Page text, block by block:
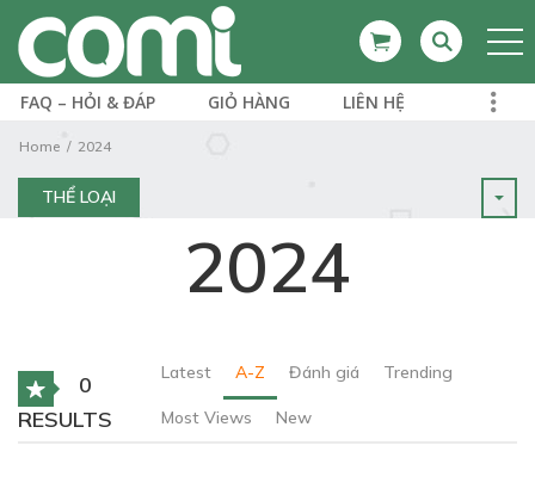
FAQ – HỎI & ĐÁP GIỎ HÀNG LIÊN HỆ
Home 2024
THỂ LOẠI
2024
0
RESULTS
Latest A-Z Đánh giá Trending
Most Views New